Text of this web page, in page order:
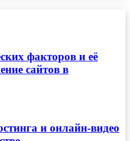
факторов и её
сайтов в
и онлайн-видео